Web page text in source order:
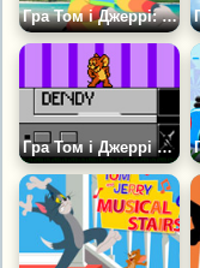
Гра Том і Джеррі: Стильне вбрання
Гра Том і Джеррі на Денді